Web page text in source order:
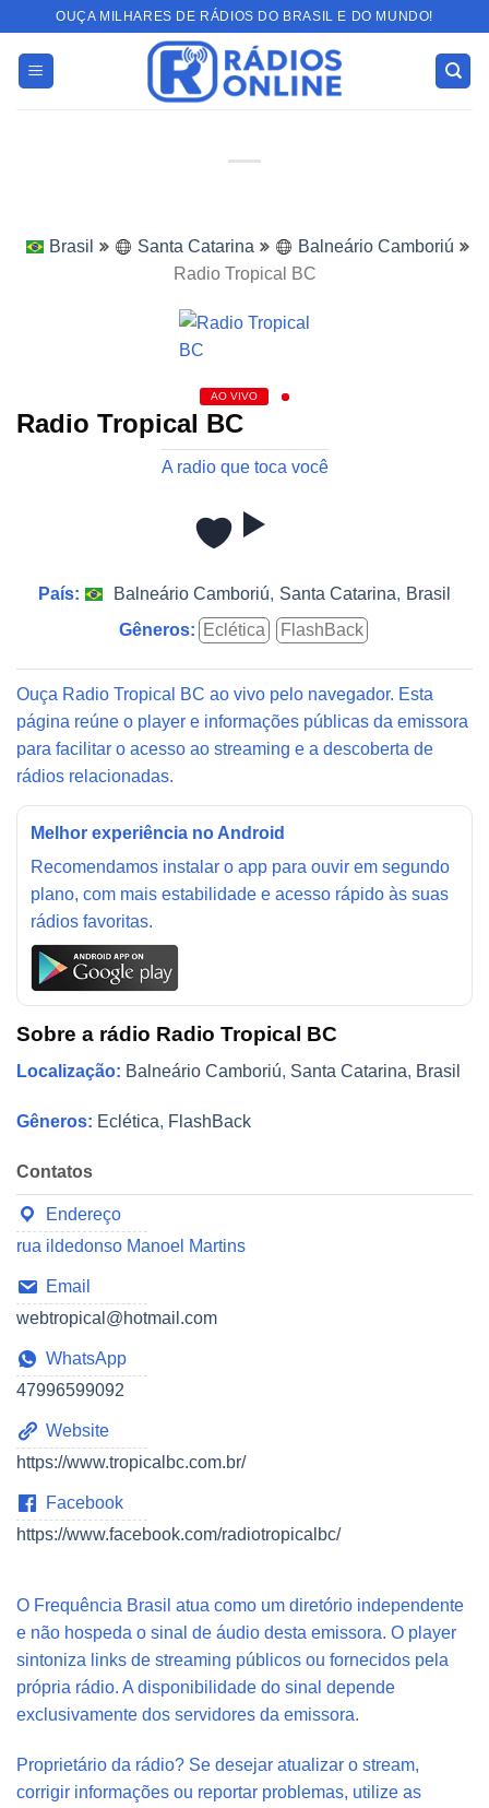
content
OUÇA MILHARES DE RÁDIOS DO BRASIL E DO MUNDO!
Brasil Santa Catarina
Balneário Camboriú
Radio Tropical BC
AO VIVO
Radio Tropical BC
A radio que toca você
País: Balneário Camboriú, Santa Catarina, Brasil
Gêneros: Eclética FlashBack
Ouça Radio Tropical BC ao vivo pelo navegador. Esta
página reúne o player e informações públicas da emissora
para facilitar o acesso ao streaming e a descoberta de
rádios relacionadas.
Melhor experiência no Android
Recomendamos instalar o app para ouvir em segundo
plano, com mais estabilidade e acesso rápido às suas
rádios favoritas.
Sobre a rádio Radio Tropical BC
Localização: Balneário Camboriú, Santa Catarina, Brasil
Gêneros: Eclética, FlashBack
Contatos
Endereço
rua ildedonso Manoel Martins
Email
webtropical@hotmail.com
WhatsApp
47996599092
Website
https://www.tropicalbc.com.br/
Facebook
https://www.facebook.com/radiotropicalbc/
O Frequência Brasil atua como um diretório independente
e não hospeda o sinal de áudio desta emissora. O player
sintoniza links de streaming públicos ou fornecidos pela
própria rádio. A disponibilidade do sinal depende
exclusivamente dos servidores da emissora.
Proprietário da rádio? Se desejar atualizar o stream,
corrigir informações ou reportar problemas, utilize as